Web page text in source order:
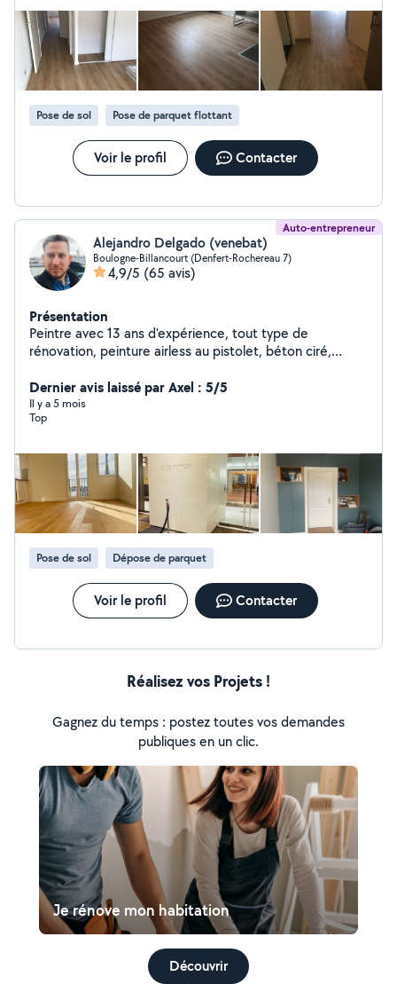
Pose de sol Pose de parquet flottant
Voir le profil Contacter
Auto-entrepreneur
Alejandro Delgado (venebat)
Boulogne-Billancourt (Denfert-Rochereau 7)
4,9/5 (65 avis)
Présentation
Peintre avec 13 ans d'expérience, tout type de
rénovation, peinture airless au pistolet, béton ciré,
Dernier avis laissé par Axel : 5/5
Il y a 5 mois
Top
Pose de sol Dépose de parquet
Voir le profil Contacter
Réalisez vos Projets !
Gagnez du temps : postez toutes vos demandes
publiques en un clic.
Je rénove mon habitation
Découvrir